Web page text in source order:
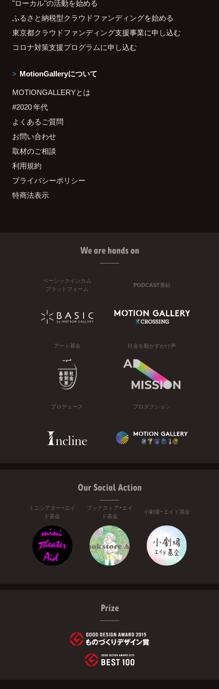
"ローカル"の活動を始める
ふるさと納税型クラウドファンディングを始める
東京都クラウドファンディング支援事業に申し込む
コロナ対策支援プログラムに申し込む
MotionGalleryについて
MOTIONGALLERYとは
#2020 年代
よくあるご質問
お問い合わせ
取材のご相談
利用規約
プライバシーポリシー
特商法表示
We are hands on
ベーシックインカム
プラットフォーム
PODCAST番組
アート基金 社会を動かすかけ声
プロデュース プロダクション
Our Social Action
ミニシアター・エイ
ド基金
ブックストア・エイ
ド基金
小劇場・エイド基金
Prize